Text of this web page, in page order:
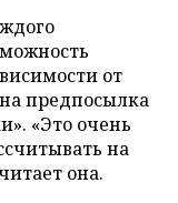
от
предпосылка
«Это очень
на
она.